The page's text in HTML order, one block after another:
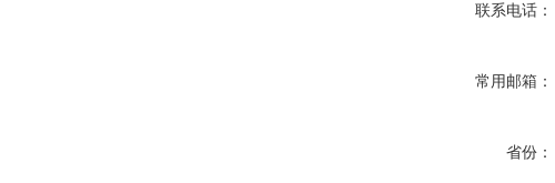
联系电话：
常用邮箱：
省份：